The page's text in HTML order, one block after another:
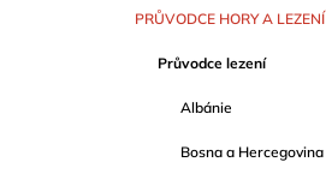
kategorie
APRŮVODCE HORY A LEZENÍ
Průvodce lezení
Albánie
Bosna a Hercegovina